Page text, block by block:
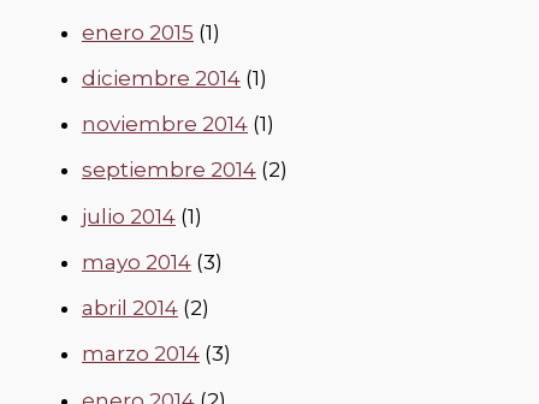
enero 2015 (1)
diciembre 2014 (1)
noviembre 2014 (1)
septiembre 2014 (2)
julio 2014 (1)
mayo 2014 (3)
abril 2014 (2)
marzo 2014 (3)